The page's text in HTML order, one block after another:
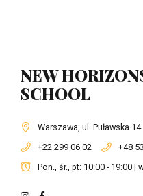
NEW
SCHOOL
Warszawa, ul. Puławska 14
+22 299 06 02
+48
Pon., śr., pt: 10:00 - 19:00 |